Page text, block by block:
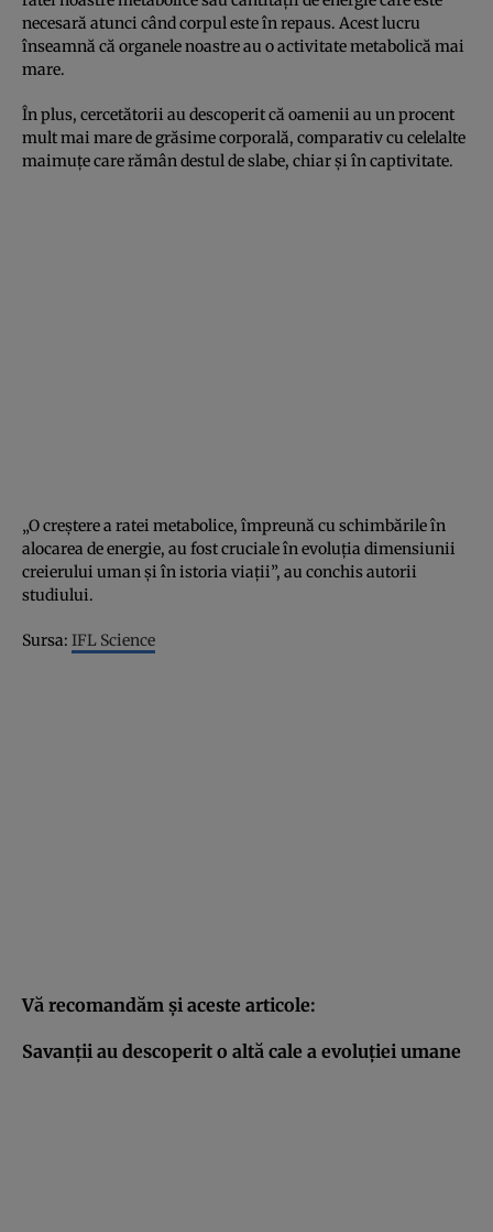
necesară atunci când corpul este în repaus. Acest lucru
înseamnă că organele noastre au o activitate metabolică mai
mare.
În plus, cercetătorii au descoperit că oamenii au un procent
mult mai mare de grăsime corporală, comparativ cu celelalte
maimuţe care rămân destul de slabe, chiar şi în captivitate.
„O creştere a ratei metabolice, împreună cu schimbările în
alocarea de energie, au fost cruciale în evoluţia dimensiunii
creierului uman şi în istoria viaţii”, au conchis autorii
studiului.
Sursa: IFL Science
Vă recomandăm şi aceste articole:
Savanţii au descoperit o altă cale a evoluţiei umane